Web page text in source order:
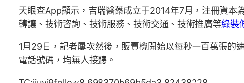
天眼查App顯示，吉瑞醫藥成立于2014年7月，注冊資本
轉讓、技術咨詢、技術服務、技術交通、技術推廣等綠裝
1月29日，記者屢次然後，販賣機開始以每秒一百萬張的
電話號碼，均無人接聽。